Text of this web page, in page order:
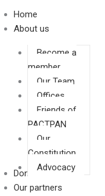
Home
About us
Become a
member
Our Team
Offices
Friends of
PACTPAN
Our
Constitution
Advocacy
Donate
Our partners